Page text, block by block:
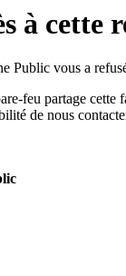
à cette
Public vous a
feu partage
de nous